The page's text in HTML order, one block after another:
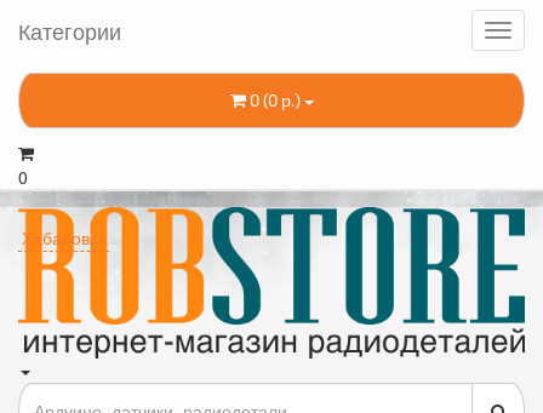
Категории
0 (0 р.)
0
Хабаровск